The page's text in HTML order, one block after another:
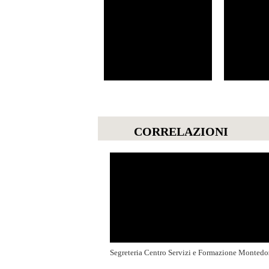
CORRELAZIONI
Segreteria Centro Servizi e Formazione